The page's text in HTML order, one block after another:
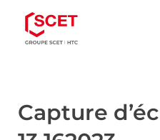
Capture